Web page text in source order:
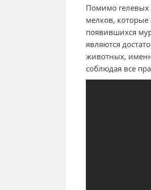
Помимо гелевых
мелков, которые
появившихся
являются
животных,
соблюдая все